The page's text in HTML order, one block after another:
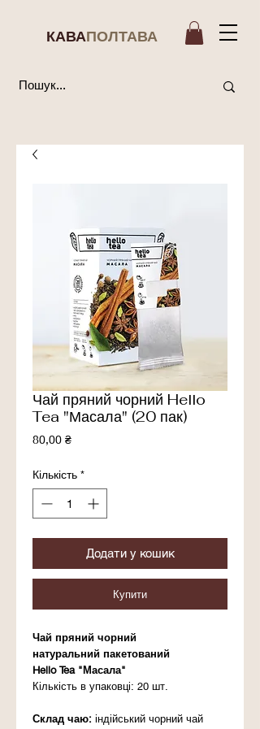
КАВАПОЛТАВА
Чай пряний чорний Hello
Tea "Масала" (20 пак)
80,00 ₴Ціна
Кількість *
Додати у кошик
Купити
Чай пряний чорний
натуральний пакетований
Hello Tea "Масала"
Кількість в упаковці: 20 шт.
Склад чаю: індійський чорний чай